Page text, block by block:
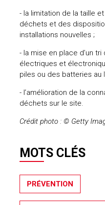
- la limitation de la taille
déchets et des
installations nouvelles ;
- la mise en place d’un
électriques et
piles ou des batteries au
- l’amélioration de la
déchets sur le site.
Crédit photo : © Getty
MOTS CLÉS
PRÉVENTION